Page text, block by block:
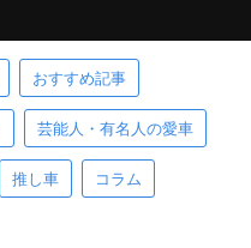
おすすめ記事
芸能人・有名人の愛車
推し車 コラム